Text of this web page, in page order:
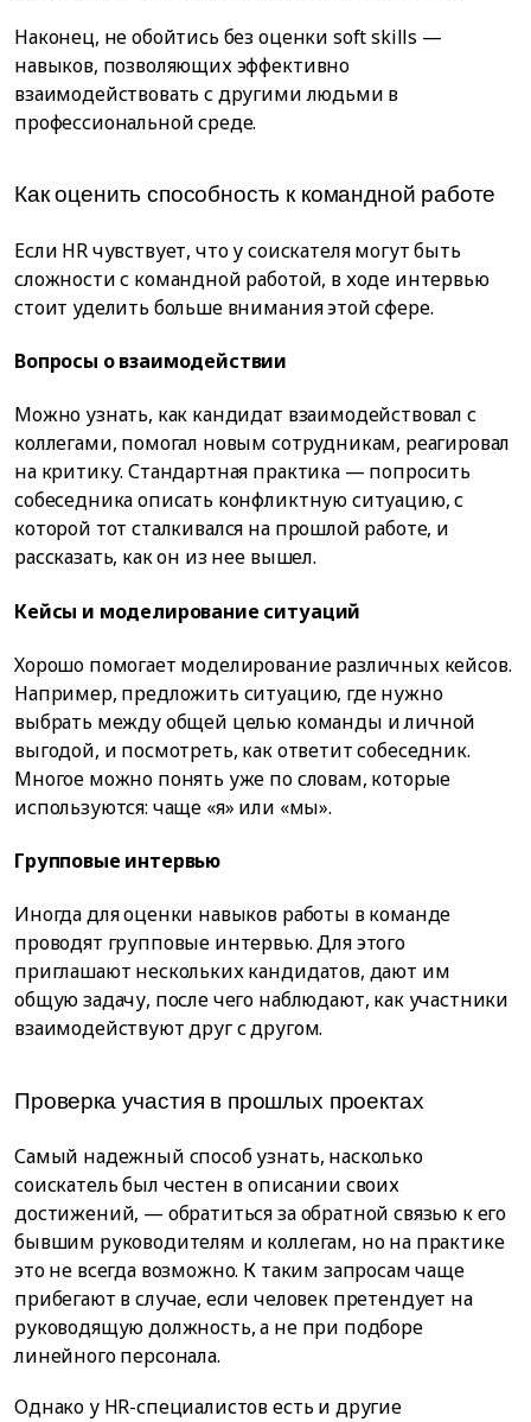
Наконец, не обойтись без оценки soft skills —
навыков, позволяющих эффективно
взаимодействовать с другими людьми в
профессиональной среде.
Как оценить способность к командной работе
Если HR чувствует, что у соискателя могут быть
сложности с командной работой, в ходе интервью
стоит уделить больше внимания этой сфере.
Вопросы о взаимодействии
Можно узнать, как кандидат взаимодействовал с
коллегами, помогал новым сотрудникам, реагировал
на критику. Стандартная практика — попросить
собеседника описать конфликтную ситуацию, с
которой тот сталкивался на прошлой работе, и
рассказать, как он из нее вышел.
Кейсы и моделирование ситуаций
Хорошо помогает моделирование различных кейсов.
Например, предложить ситуацию, где нужно
выбрать между общей целью команды и личной
выгодой, и посмотреть, как ответит собеседник.
Многое можно понять уже по словам, которые
используются: чаще «я» или «мы».
Групповые интервью
Иногда для оценки навыков работы в команде
проводят групповые интервью. Для этого
приглашают нескольких кандидатов, дают им
общую задачу, после чего наблюдают, как участники
взаимодействуют друг с другом.
Проверка участия в прошлых проектах
Самый надежный способ узнать, насколько
соискатель был честен в описании своих
достижений, — обратиться за обратной связью к его
бывшим руководителям и коллегам, но на практике
это не всегда возможно. К таким запросам чаще
прибегают в случае, если человек претендует на
руководящую должность, а не при подборе
линейного персонала.
Однако у HR-специалистов есть и другие